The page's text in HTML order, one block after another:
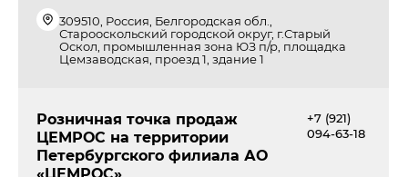
309510, Россия, Белгородская обл.,
Старооскольский городской округ, г.Старый
Оскол, промышленная зона ЮЗ п/р, площадка
Цемзаводская, проезд 1, здание 1
Розничная точка продаж
ЦЕМРОС на территории
Петербургского филиала АО
+7 (921)
094-63-18